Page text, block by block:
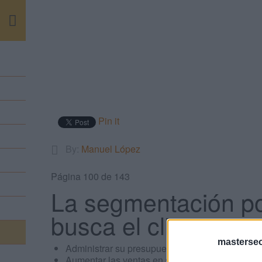
Pin it
Manuel López
Página 100 de 143
La segmentación
busca el cliente es:
Administrar su presupuesto de forma activa